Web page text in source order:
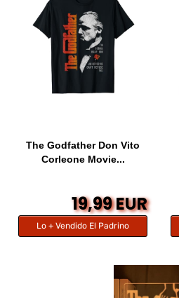
The Godfather Don Vito
Corleone Movie...
19,99 EUR
Lo + Vendido El Padrino